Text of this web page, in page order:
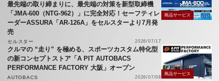
最先端の取り締まりに、最先端の対策を新型取締機
「JMA-600（NTG-962）」に完全対応！セーフティレ
ーダーASSURA「AR-126A」をセルスターより7月発
売
セルスター 2026/07/17
商品サービス
クルマの “走り” を極める、スポーツカスタム特化型
の新コンセプトストア「A PIT AUTOBACS
PERFORMANCE FACTORY 大阪」オープン
AUTOBACS 2026/07/08
商品サービス